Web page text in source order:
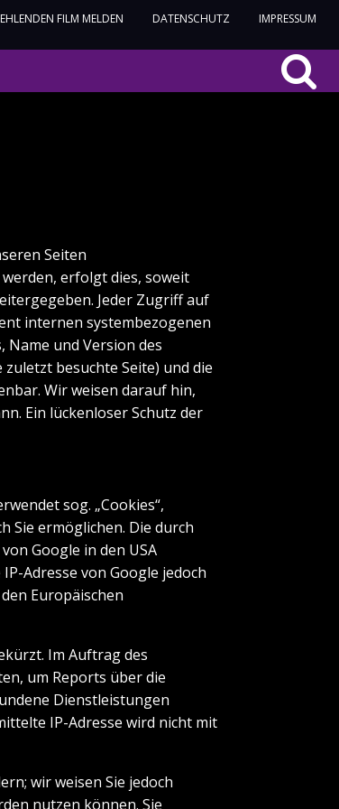
FILM MELDEN DATENSCHUTZ IMPRESSUM
Seiten
erfolgt dies, soweit
Jeder Zugriff auf
internen systembezogenen
und Version des
besuchte Seite) und die
Wir weisen darauf hin,
Ein lückenloser Schutz der
sog. „Cookies“,
Sie ermöglichen. Die durch
Google in den USA
Adresse von Google jedoch
Europäischen
Im Auftrag des
um Reports über die
Dienstleistungen
IP-Adresse wird nicht mit
wir weisen Sie jedoch
nutzen können. Sie